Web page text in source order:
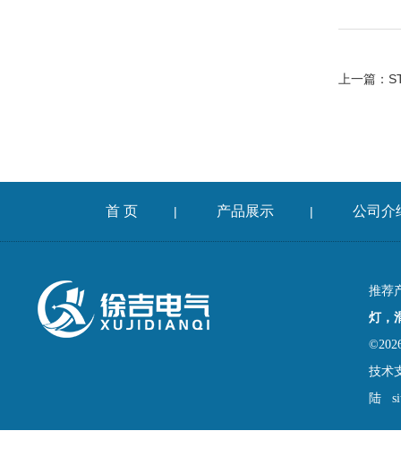
上一篇：
首 页 | 产品展示 | 公司介
推荐
灯，
技术
陆